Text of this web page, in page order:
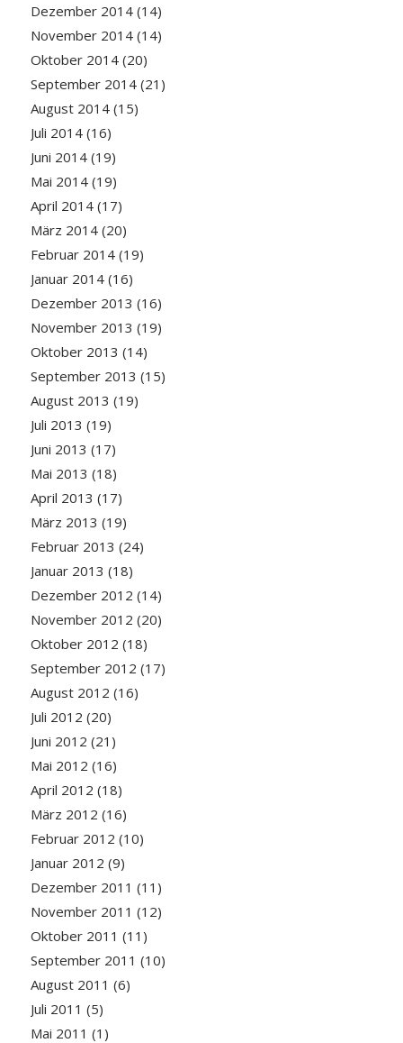
Dezember 2014(14)
November 2014(14)
Oktober 2014(20)
September 2014(21)
August 2014(15)
Juli 2014(16)
Juni 2014(19)
Mai 2014(19)
April 2014(17)
März 2014(20)
Februar 2014(19)
Januar 2014(16)
Dezember 2013 (16)
November 2013 (19)
Oktober 2013 (14)
September 2013 (15)
August 2013 (19)
Juli 2013 (19)
Juni 2013 (17)
Mai 2013 (18)
April 2013 (17)
März 2013 (19)
Februar 2013 (24)
Januar 2013 (18)
Dezember 2012 (14)
November 2012 (20)
Oktober 2012 (18)
September 2012 (17)
August 2012 (16)
Juli 2012 (20)
Juni 2012 (21)
Mai 2012 (16)
April 2012 (18)
März 2012 (16)
Februar 2012 (10)
Januar 2012 (9)
Dezember 2011 (11)
November 2011 (12)
Oktober 2011 (11)
September 2011 (10)
August 2011 (6)
Juli 2011 (5)
Mai 2011 (1)